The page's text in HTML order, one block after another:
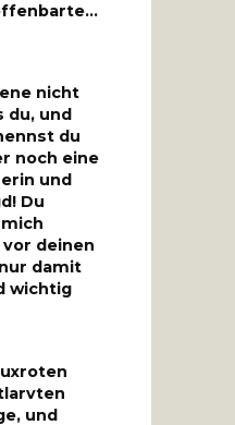
nicht
du, und
du
noch eine
und
Du
deinen
damit
wichtig
und